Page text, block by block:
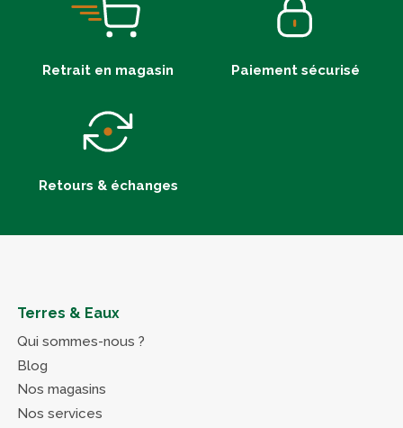
Retrait en magasin Paiement sécurisé
Retours & échanges
Terres & Eaux
Qui sommes-nous ?
Blog
Nos magasins
Nos services